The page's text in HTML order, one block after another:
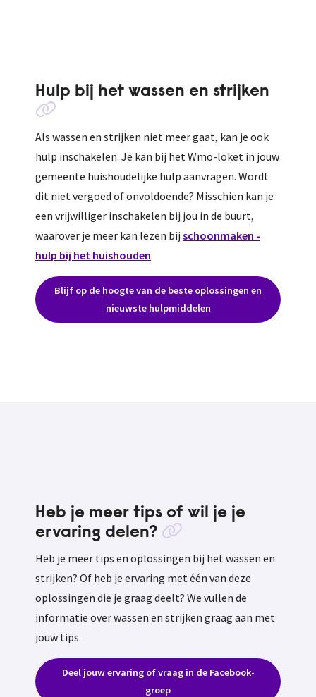
Hulp bij het wassen en strijken
Als wassen en strijken niet meer gaat, kan je ook
hulp inschakelen. Je kan bij het Wmo-loket in jouw
gemeente huishoudelijke hulp aanvragen. Wordt
dit niet vergoed of onvoldoende? Misschien kan je
een vrijwilliger inschakelen bij jou in de buurt,
waarover je meer kan lezen bij schoonmaken -
hulp bij het huishouden.
Blijf op de hoogte van de beste oplossingen en
nieuwste hulpmiddelen
Heb je meer tips of wil je je
ervaring delen?
Heb je meer tips en oplossingen bij het wassen en
strijken? Of heb je ervaring met één van deze
oplossingen die je graag deelt? We vullen de
informatie over wassen en strijken graag aan met
jouw tips.
Deel jouw ervaring of vraag in de Facebook-
groep